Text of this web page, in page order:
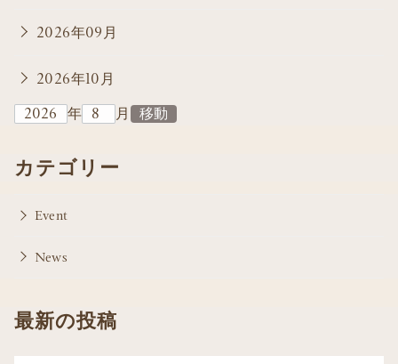
2026年09月
2026年10月
年
月
カテゴリー
Event
News
最新の投稿